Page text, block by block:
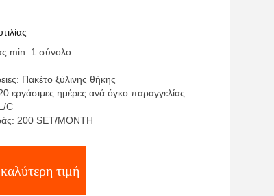
min: 1 σύνολο
Πακέτο ξύλινης θήκης
εργάσιμες ημέρες ανά όγκο παραγγελίας
C
200 SET/MONTH
τιμή